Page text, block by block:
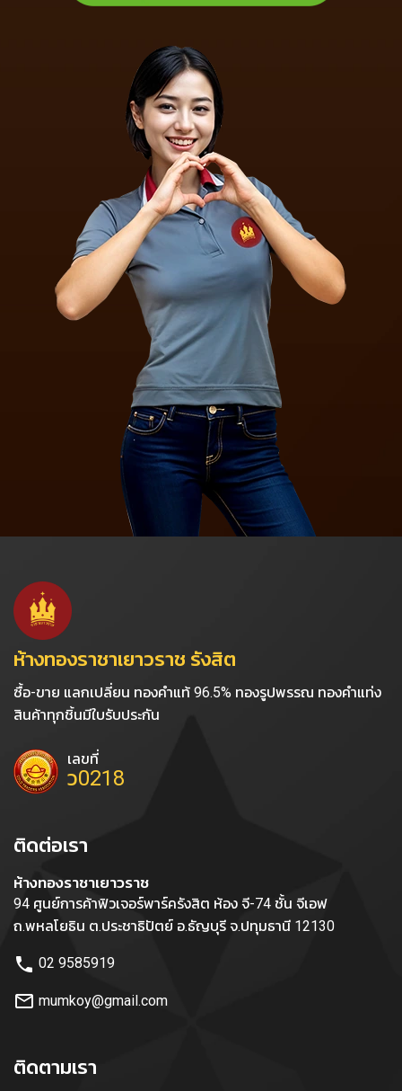
ห้างทองราชาเยาวราช รังสิต
ซื้อ-ขาย แลกเปลี่ยน ทองคำแท้ 96.5% ทองรูปพรรณ ทองคำแท่ง
สินค้าทุกชิ้นมีใบรับประกัน
เลขที่
ว0218
ติดต่อเรา
ห้างทองราชาเยาวราช
94 ศูนย์การค้าฟิวเจอร์พาร์ครังสิต ห้อง จี-74 ชั้น จีเอฟ
ถ.พหลโยธิน ต.ประชาธิปัตย์ อ.ธัญบุรี จ.ปทุมธานี 12130
phone 02 9585919
mail_outline mumkoy@gmail.com
ติดตามเรา